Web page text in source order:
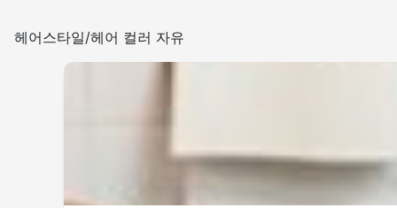
헤어스타일/헤어 컬러 자유